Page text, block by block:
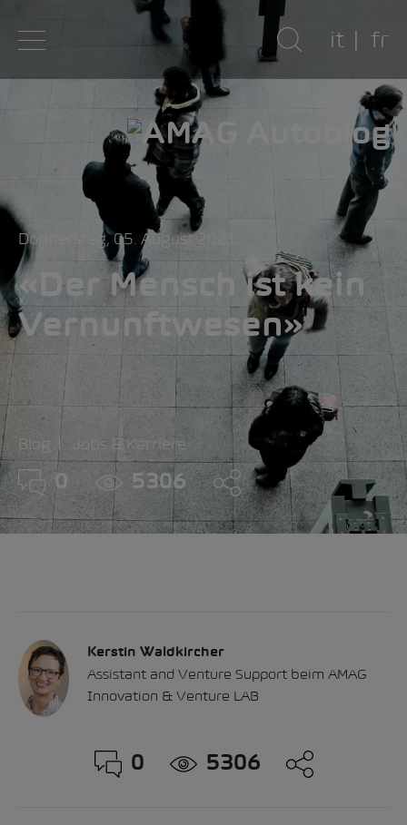
it fr
Donnerstag, 05. August 2021
«Der Mensch ist kein
Vernunftwesen»
Blog Jobs & Karriere
0 5306
Kerstin Waldkircher
Assistant and Venture Support beim AMAG
Innovation & Venture LAB
0 5306